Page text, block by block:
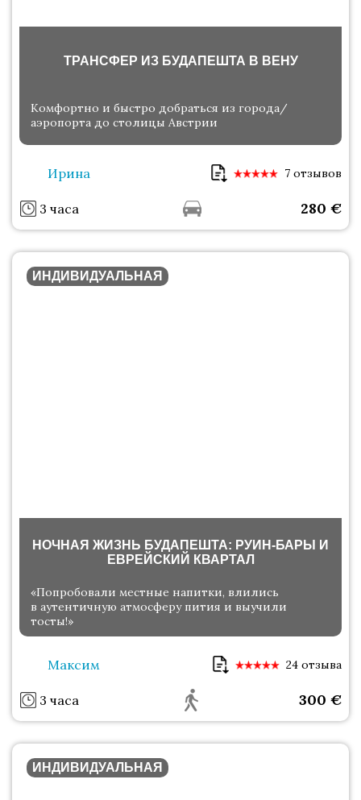
ТРАНСФЕР ИЗ БУДАПЕШТА В ВЕНУ
Комфортно и быстро добраться из города/
аэропорта до столицы Австрии
Ирина 7 отзывов
3 часа 280 €
ИНДИВИДУАЛЬНАЯ
НОЧНАЯ ЖИЗНЬ БУДАПЕШТА: РУИН-БАРЫ И
ЕВРЕЙСКИЙ КВАРТАЛ
«Попробовали местные напитки, влились
в аутентичную атмосферу пития и выучили
тосты!»
Максим 24 отзыва
3 часа 300 €
ИНДИВИДУАЛЬНАЯ